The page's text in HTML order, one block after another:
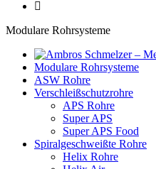
Modulare Rohrsysteme
Modulare Rohrsysteme
ASW Rohre
Verschleißschutzrohre
APS Rohre
Super APS
Super APS Food
Spiralgeschweißte Rohre
Helix Rohre